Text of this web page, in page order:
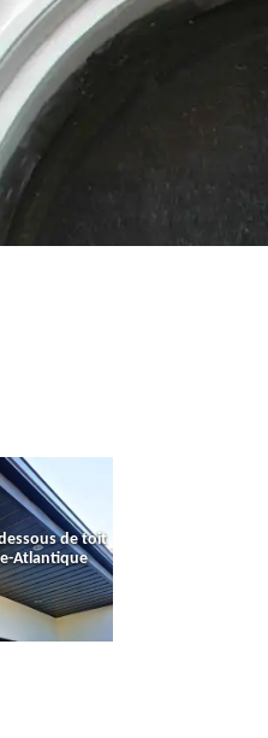
de toit
Atlantique